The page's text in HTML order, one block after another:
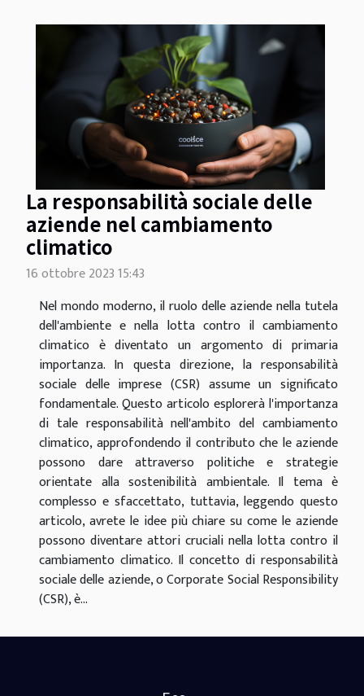
La responsabilità sociale delle
aziende nel cambiamento
climatico
16 ottobre 2023 15:43
Nel mondo moderno, il ruolo delle aziende nella tutela
dell'ambiente e nella lotta contro il cambiamento
climatico è diventato un argomento di primaria
importanza. In questa direzione, la responsabilità
sociale delle imprese (CSR) assume un significato
fondamentale. Questo articolo esplorerà l'importanza
di tale responsabilità nell'ambito del cambiamento
climatico, approfondendo il contributo che le aziende
possono dare attraverso politiche e strategie
orientate alla sostenibilità ambientale. Il tema è
complesso e sfaccettato, tuttavia, leggendo questo
articolo, avrete le idee più chiare su come le aziende
possono diventare attori cruciali nella lotta contro il
cambiamento climatico. Il concetto di responsabilità
sociale delle aziende, o Corporate Social Responsibility
(CSR), è...